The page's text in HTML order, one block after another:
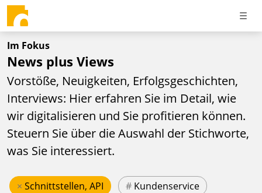
Im Fokus
News plus Views
Vorstöße, Neuigkeiten, Erfolgsgeschichten,
Interviews: Hier erfahren Sie im Detail, wie
wir digitalisieren und Sie profitieren können.
Steuern Sie über die Auswahl der Stichworte,
was Sie interessiert.
× Schnittstellen, API # Kundenservice